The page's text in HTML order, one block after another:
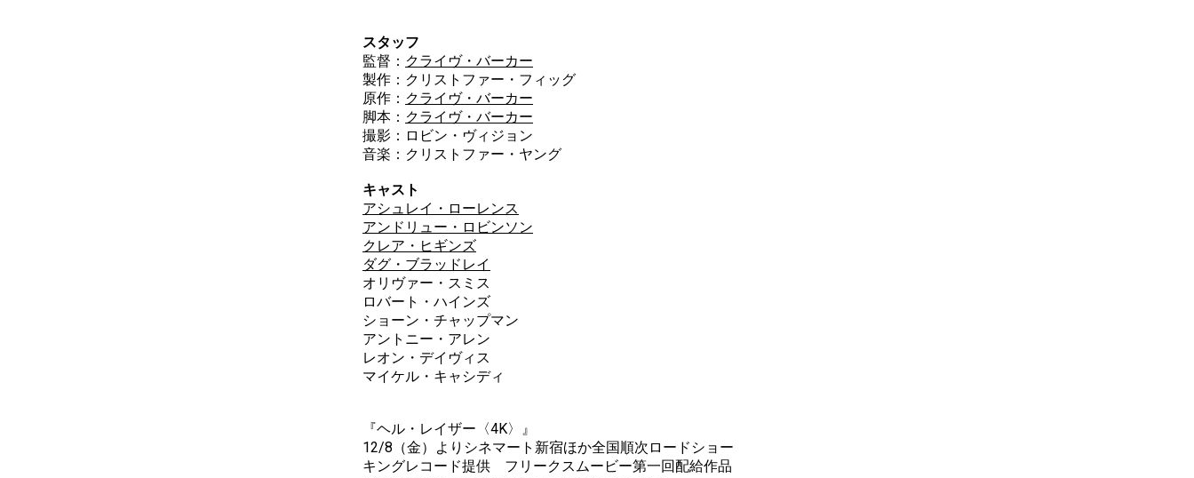
スタッフ
監督： クライヴ・バーカー
製作：クリストファー・フィッグ
原作： クライヴ・バーカー
脚本： クライヴ・バーカー
撮影：ロビン・ヴィジョン
音楽：クリストファー・ヤング
キャスト
アシュレイ・ローレンス
アンドリュー・ロビンソン
クレア・ヒギンズ
ダグ・ブラッドレイ
オリヴァー・スミス
ロバート・ハインズ
ショーン・チャップマン
アントニー・アレン
レオン・デイヴィス
マイケル・キャシディ
『ヘル・レイザー〈4K〉』
12/8（金）よりシネマート新宿ほか全国順次ロードショー
キングレコード提供 フリークスムービー第一回配給作品